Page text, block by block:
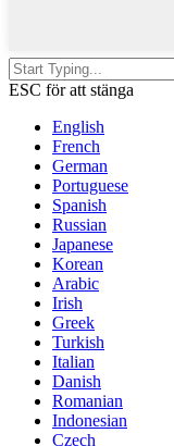
ESC för att stänga
English
French
German
Portuguese
Spanish
Russian
Japanese
Korean
Arabic
Irish
Greek
Turkish
Italian
Danish
Romanian
Indonesian
Czech